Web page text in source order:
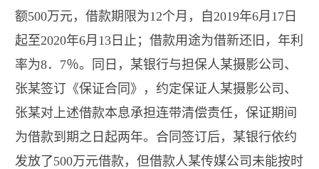
额500万元，借款期限为12个月，自2019年6月17日
起至2020年6月13日止；借款用途为借新还旧，年利
率为8．7％。同日，某银行与担保人某摄影公司、
张某签订《保证合同》，约定保证人某摄影公司、
张某对上述借款本息承担连带清偿责任，保证期间
为借款到期之日起两年。合同签订后，某银行依约
发放了500万元借款，但借款人某传媒公司未能按时